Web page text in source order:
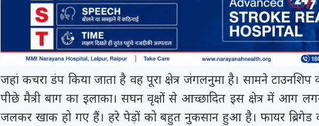
जहां कचरा डंप किया जाता है वह पूरा क्षेत्र जंगलनुमा है। सामने टाउनशिप
पीछे मैत्री बाग का इलाका। सघन वृक्षों से आच्छादित इस क्षेत्र में आग
जलकर खाक हो गए हैं। हरे पेड़ों को बहुत नुकसान हुआ है। फायर ब्रिगेड